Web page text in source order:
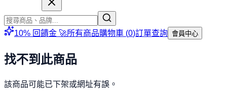
10% 回饋金 🚀所有商品購物車 (0)訂單查詢 會員中心
找不到此商品
該商品可能已下架或網址有誤。